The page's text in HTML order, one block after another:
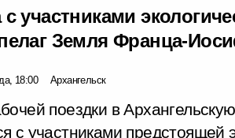
с участниками
Земля Франца-
18:00 Архангельск
поездки в
с участниками предстоящей